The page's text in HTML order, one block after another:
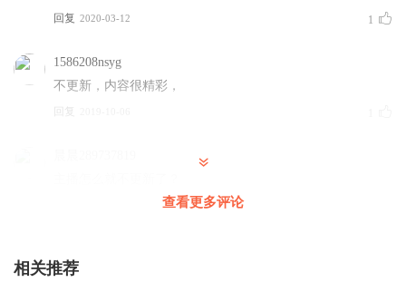
回复 2020-03-12 1
1586208nsyg
不更新，内容很精彩，
回复
声音好听文章精彩就是更新太慢了
查看更多评论
相关推荐